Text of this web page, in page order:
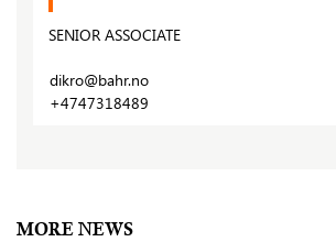
SENIOR ASSOCIATE
dikro@bahr.no
+4747318489
MORE NEWS